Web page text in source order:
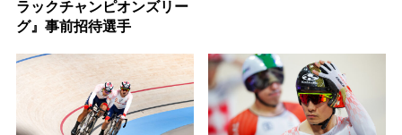
ラックチャンピオンズリー
グ』事前招待選手